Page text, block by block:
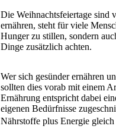
Die Weihnachtsfeiertage sind
ernähren, steht für viele
Hunger zu stillen, sondern
Dinge zusätzlich achten.
Wer sich gesünder ernähren
sollten dies vorab mit einem
Ernährung entspricht dabei
eigenen Bedürfnisse
Nährstoffe plus Energie